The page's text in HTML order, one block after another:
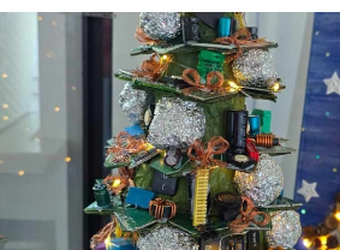
Kliknij, aby powiększyć